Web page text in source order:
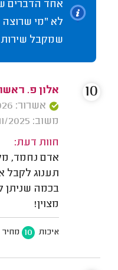
אחד הדברים
לא "מי
שמקבל שירות
אלון פ.
אשרור: 15/01/2026
משוב: 16/11/2025
חוות דעת:
אדם נחמד,
תענוג לקבל
בכמה שניתן
מצוין!
איכות 10 מחיר
10